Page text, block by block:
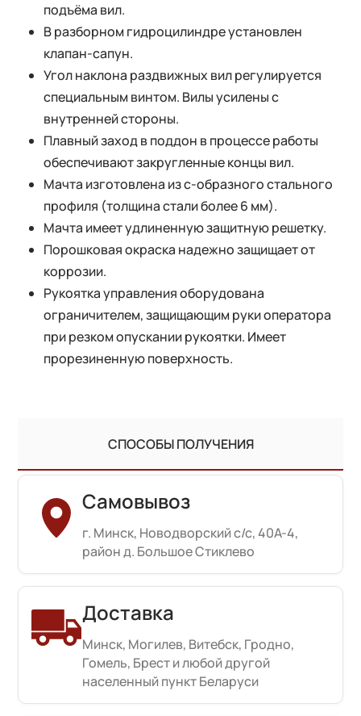
подъёма вил.
В разборном гидроцилиндре установлен
клапан-сапун.
Угол наклона раздвижных вил регулируется
специальным винтом. Вилы усилены с
внутренней стороны.
Плавный заход в поддон в процессе работы
обеспечивают закругленные концы вил.
Мачта изготовлена из с-образного стального
профиля (толщина стали более 6 мм).
Мачта имеет удлиненную защитную решетку.
Порошковая окраска надежно защищает от
коррозии.
Рукоятка управления оборудована
ограничителем, защищающим руки оператора
при резком опускании рукоятки. Имеет
прорезиненную поверхность.
СПОСОБЫ ПОЛУЧЕНИЯ
Самовывоз
г. Минск, Новодворский с/с, 40А-4,
район д. Большое Стиклево
Доставка
Минск, Могилев, Витебск, Гродно,
Гомель, Брест и любой другой
населенный пункт Беларуси